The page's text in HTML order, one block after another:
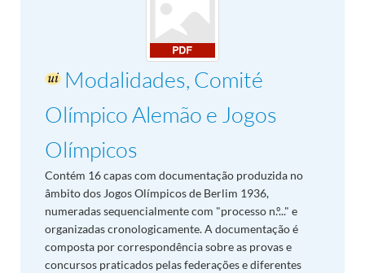
Modalidades, Comité
Olímpico Alemão e Jogos
Olímpicos
Contém 16 capas com documentação produzida no
âmbito dos Jogos Olímpicos de Berlim 1936,
numeradas sequencialmente com "processo n.º..." e
organizadas cronologicamente. A documentação é
composta por correspondência sobre as provas e
concursos praticados pelas federações e diferentes